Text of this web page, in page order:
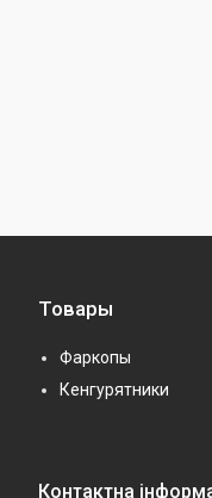
Товары
Фаркопы
Кенгурятники